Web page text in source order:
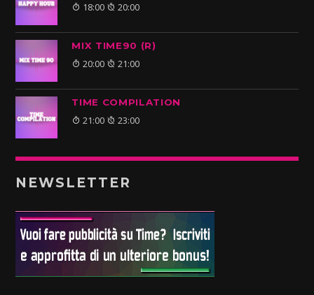
18:00 20:00
MIX TIME90 (R)
20:00 21:00
TIME COMPILATION
21:00 23:00
NEWSLETTER